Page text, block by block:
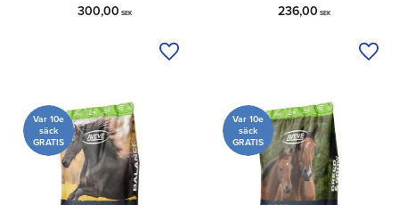
300,00 SEK
Tilføj til ønskeliste
236,00 SEK
Var 10e
säck
GRATIS
Var 10e
säck
GRATIS